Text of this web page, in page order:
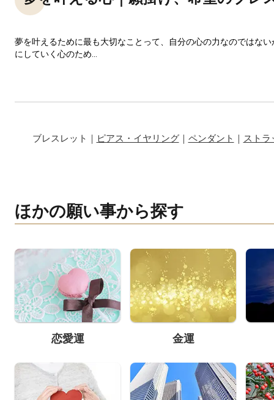
夢を叶えるために最も大切なことって、自分の心の力なのではな
にしていく心のため...
ブレスレット｜ ピアス・イヤリング｜ ペンダント ｜ ストラ
ほかの願い事から探す
恋愛運 金運